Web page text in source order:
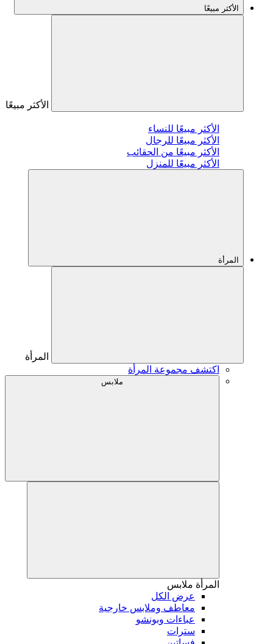
الأكثر مبيعًا
الأكثر مبيعًا
الأكثر مبيعًا للنساء
الأكثر مبيعًا للرجال
الأكثر مبيعًا من الحقائب
الأكثر مبيعًا للمنزل
المرأة
المرأة
اكتشف مجموعة المرأة
ملابس
المرأة ملابس
عرض الكل
معاطف وملابس خارجية
عباءات وبونشو
سترات